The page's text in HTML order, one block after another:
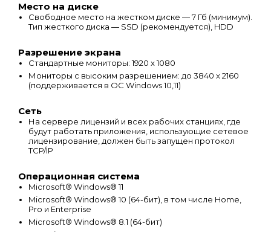
Место на диске
Свободное место на жестком диске — 7 Гб (минимум).
Тип жесткого диска — SSD (рекомендуется), HDD
Разрешение экрана
Стандартные мониторы: 1920 x 1080
Мониторы с высоким разрешением: до 3840 x 2160
(поддерживается в ОС Windows 10,11)
Сеть
На сервере лицензий и всех рабочих станциях, где
будут работать приложения, использующие сетевое
лицензирование, должен быть запущен протокол
TCP/IP
Операционная система
Microsoft® Windows® 11
Microsoft® Windows® 10 (64-бит), в том числе Home,
Pro и Enterprise
Microsoft® Windows® 8.1 (64-бит)